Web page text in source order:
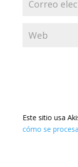
Este sitio usa
cómo se